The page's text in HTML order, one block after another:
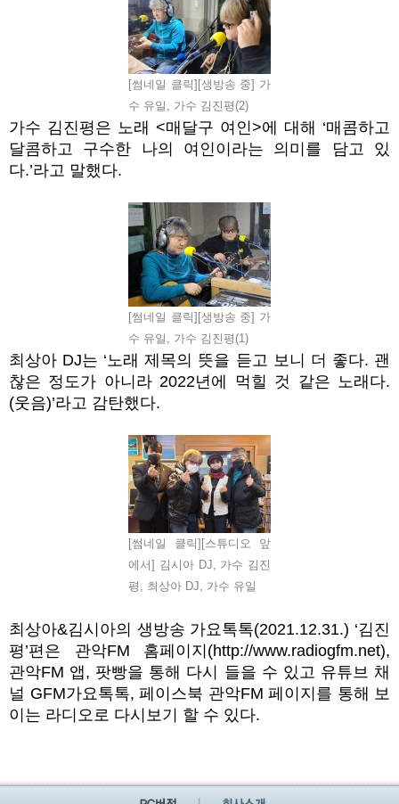
[썸네일 클릭][생방송 중] 가
수 유일, 가수 김진평(2)
가수 김진평은 노래 <매달구 여인>에 대해 ‘매콤하고
달콤하고 구수한 나의 여인이라는 의미를 담고 있
다.’라고 말했다.
[썸네일 클릭][생방송 중] 가
수 유일, 가수 김진평(1)
최상아 DJ는 ‘노래 제목의 뜻을 듣고 보니 더 좋다. 괜
찮은 정도가 아니라2022년에 먹힐 것 같은 노래다.
(웃음)’라고 감탄했다.
[썸네일 클릭][스튜디오 앞
에서] 김시아 DJ, 가수 김진
평, 최상아 DJ, 가수 유일
최상아&김시아의 생방송 가요톡톡(2021.12.31.) ‘김진
평’편은 관악FM 홈페이지 (http://www.radiogfm.net),
관악FM 앱, 팟빵을 통해 다시 들을 수 있고 유튜브 채
널 GFM가요톡톡, 페이스북 관악FM 페이지를 통해 보
이는 라디오로 다시보기 할 수 있다.